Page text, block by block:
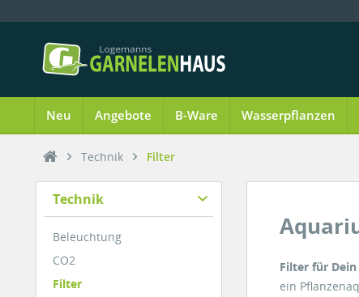
Neu Angebote B-Ware Wasserpflanzen
Technik Filter
Technik
Beleuchtung
CO2
Filter
Filter für
ein